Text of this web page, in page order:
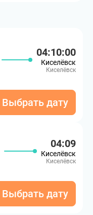
04:10:00
Киселёвск
Киселёвск
Выбрать дату
04:09
Киселёвск
Киселёвск
Выбрать дату